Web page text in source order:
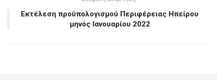
Εκτέλεση προϋπολογισμού Περιφέρειας Ηπείρου
μηνός Ιανουαρίου 2022